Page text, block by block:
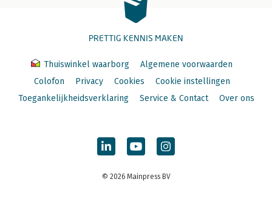
PRETTIG KENNIS MAKEN
Thuiswinkel waarborg
Algemene voorwaarden
Colofon
Privacy Cookies
Cookie instellingen
Toegankelijkheidsverklaring
Service & Contact Over ons
© 2026 Mainpress BV